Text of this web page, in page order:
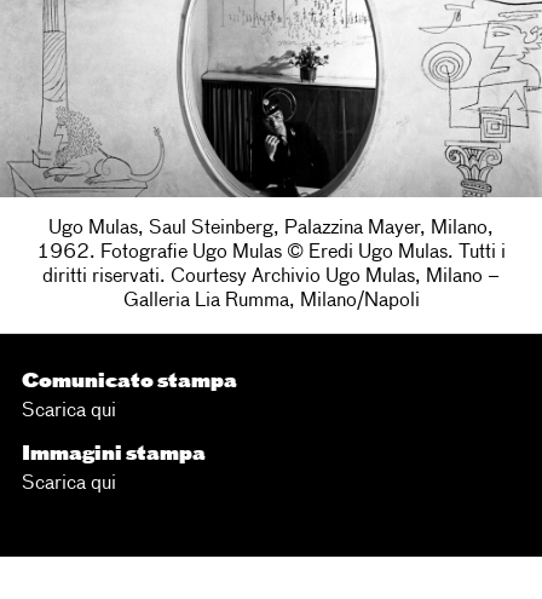
Ugo Mulas, Saul Steinberg, Palazzina Mayer, Milano,
1962. Fotografie Ugo Mulas © Eredi Ugo Mulas. Tutti i
diritti riservati. Courtesy Archivio Ugo Mulas, Milano –
Galleria Lia Rumma, Milano/Napoli
Comunicato stampa
Scarica qui
Immagini stampa
Scarica qui